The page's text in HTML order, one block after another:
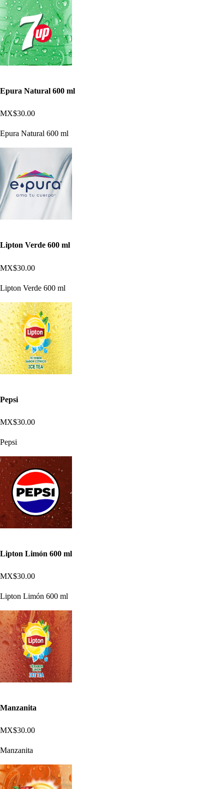
Epura Natural 600 ml
MX$30.00
Epura Natural 600 ml
Lipton Verde 600 ml
MX$30.00
Lipton Verde 600 ml
Pepsi
MX$30.00
Pepsi
Lipton Limón 600 ml
MX$30.00
Lipton Limón 600 ml
Manzanita
MX$30.00
Manzanita